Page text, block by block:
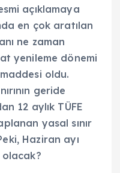
açıklamaya
en çok aratılan
ne zaman
yenileme dönemi
oldu.
geride
12 aylık TÜFE
yasal sınır
Haziran ayı
olacak?